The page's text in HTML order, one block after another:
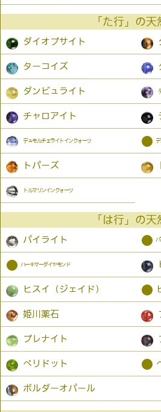
「た行」の天
ダイオプサイト
ターコイズ
ダンビュライト
チャロアイト
デュモルチェライトインクォーツ ● デ
トパーズ
トルマリンインクォーツ
「は行」の天
パイライト ●
● ハーキマーダイヤモンド
ヒスイ（ジェイド） ●
姫川薬石
プレナイト
ペリドット ●
ボルダーオパール